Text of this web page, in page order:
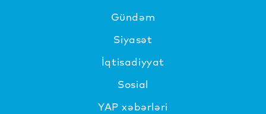
Gündəm
Siyasət
İqtisadiyyat
Sosial
YAP xəbərləri